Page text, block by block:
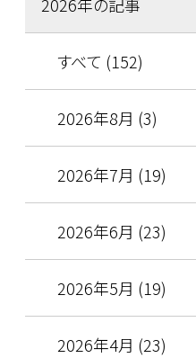
2026年の記事
すべて (152)
2026年8月 (3)
2026年7月 (19)
2026年6月 (23)
2026年5月 (19)
2026年4月 (23)